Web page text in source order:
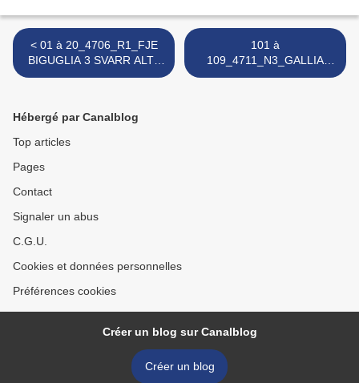
< 01 à 20_4706_R1_FJE
BIGUGLIA 3 SVARR ALTA
ROCCA 1_ PUS_18 02
101 à
109_4711_N3_GALLIA
LUCCIANA 2 FC ROUSSET
Hébergé par Canalblog
Top articles
Pages
Contact
Signaler un abus
C.G.U.
Cookies et données personnelles
Préférences cookies
Créer un blog sur Canalblog
Créer un blog